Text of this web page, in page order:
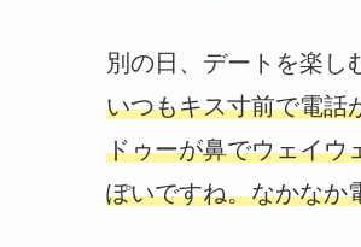
別の日、デートを楽し
いつもキス寸前で電話
ドゥーが鼻でウェイウ
ぽいですね。なかなか